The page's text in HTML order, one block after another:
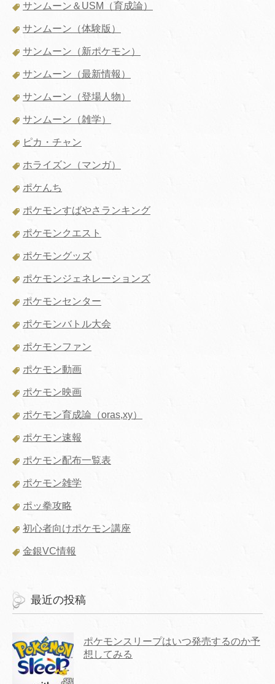
サンムーン＆USM（育成論）
サンムーン（体験版）
サンムーン（新ポケモン）
サンムーン（最新情報）
サンムーン（登場人物）
サンムーン（雑学）
ピカ・チャン
ホライズン（マンガ）
ポケんち
ポケモンすばやさランキング
ポケモンクエスト
ポケモングッズ
ポケモンジェネレーションズ
ポケモンセンター
ポケモンバトル大会
ポケモンファン
ポケモン動画
ポケモン映画
ポケモン育成論（oras,xy）
ポケモン速報
ポケモン配布一覧表
ポケモン雑学
ポッ拳攻略
初心者向けポケモン講座
金銀VC情報
最近の投稿
ポケモンスリープはいつ発売するのか予
想してみる